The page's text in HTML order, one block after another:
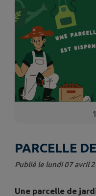
1
PARCELLE
Publié le lundi 07 avril
Une parcelle de